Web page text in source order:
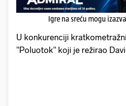
Igre na sreću mogu
U konkurenciji
"Poluotok" koji je režirao